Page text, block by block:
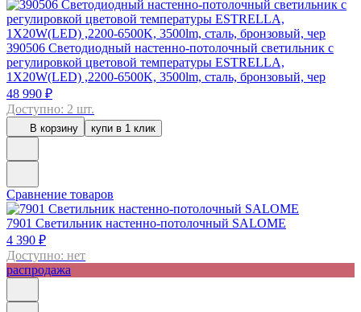
390506 Светодиодный настенно-потолочный светильник с
регулировкой цветовой температуры ESTRELLA,
1X20W(LED) ,2200-6500K, 3500lm, сталь, бронзовый, чер
48 990 ₽
Доступно: 2 шт.
В корзину купи в 1 клик
Сравнение товаров
7901 Светильник настенно-потолочный SALOME
4 390 ₽
Доступно: нет
распродажа